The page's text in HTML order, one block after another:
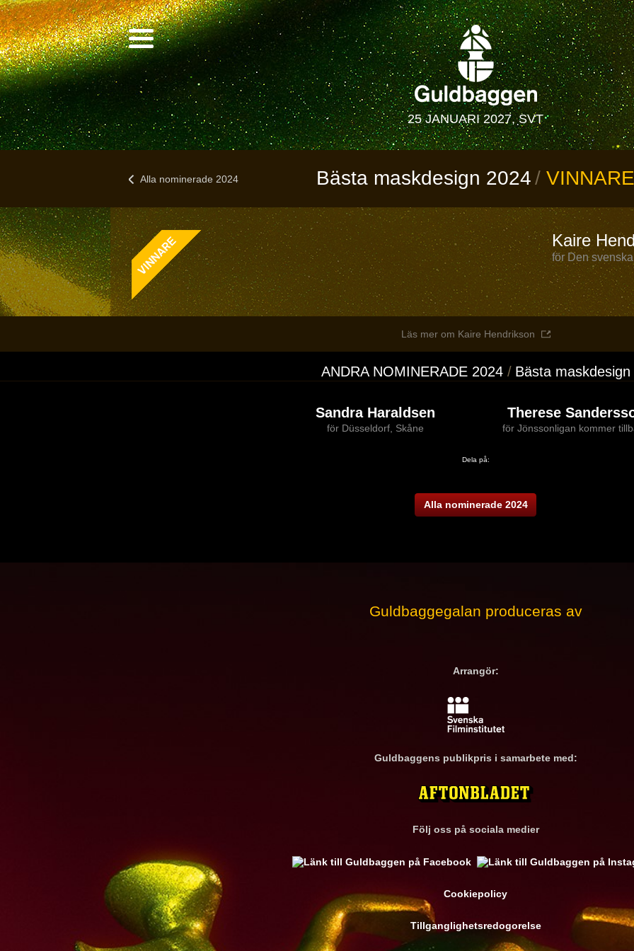
25 JANUARI 2027, SVT
Alla nominerade 2024 Bästa maskdesign 2024 VINNARE
Kaire
för Den
Läs mer om Kaire Hendrikson
ANDRA NOMINERADE 2024 Bästa maskdesign
Sandra Haraldsen
för Düsseldorf, Skåne
Therese
för Jönssonligan kommer
Dela på:
Alla nominerade 2024
Guldbaggegalan produceras av
Arrangör:
Guldbaggens publikpris i samarbete med:
Följ oss på sociala medier
Cookiepolicy
Tillganglighetsredogorelse